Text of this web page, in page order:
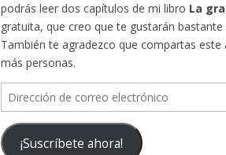
podrás leer dos capítulos de mi libro La
gratuita, que creo que te gustarán
También te agradezco que compartas
más personas.
Dirección
de
correo
electrónico
¡Suscríbete ahora!